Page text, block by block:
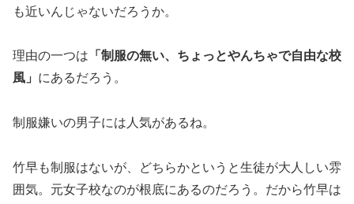
も近いんじゃないだろうか。
理由の一つは 「制服の無い、ちょっとやんちゃで自由な校
風」 にあるだろう。
制服嫌いの男子には人気があるね。
竹早も制服はないが、どちらかというと生徒が大人しい雰
囲気。元女子校なのが根底にあるのだろう。だから竹早は